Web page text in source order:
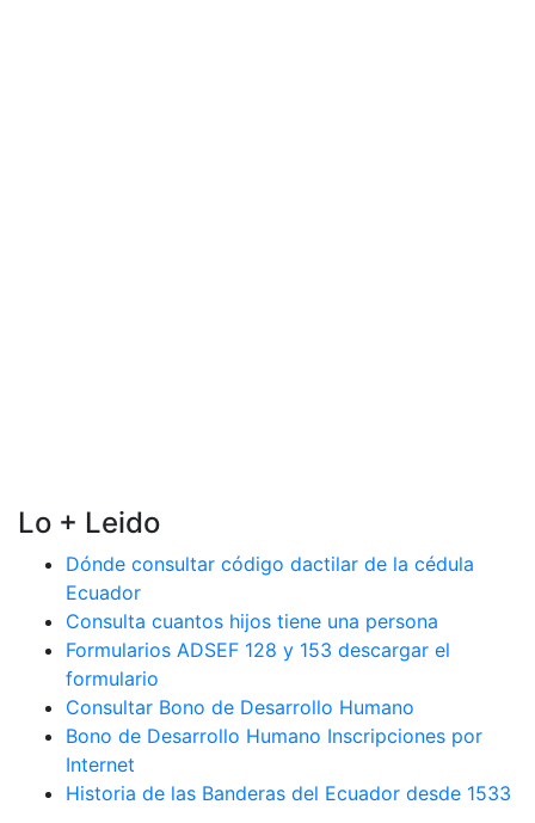
Lo + Leido
Dónde consultar código dactilar de la cédula
Ecuador
Consulta cuantos hijos tiene una persona
Formularios ADSEF 128 y 153 descargar el
formulario
Consultar Bono de Desarrollo Humano
Bono de Desarrollo Humano Inscripciones por
Internet
Historia de las Banderas del Ecuador desde 1533